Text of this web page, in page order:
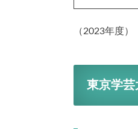
（2023年度）
東京学芸